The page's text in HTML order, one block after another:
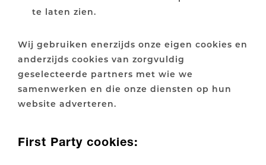
te laten zien.
Wij gebruiken enerzijds onze eigen cookies en
anderzijds cookies van zorgvuldig
geselecteerde partners met wie we
samenwerken en die onze diensten op hun
website adverteren.
First Party cookies: